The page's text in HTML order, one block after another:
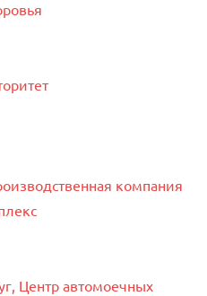
компания
Центр автомоечных